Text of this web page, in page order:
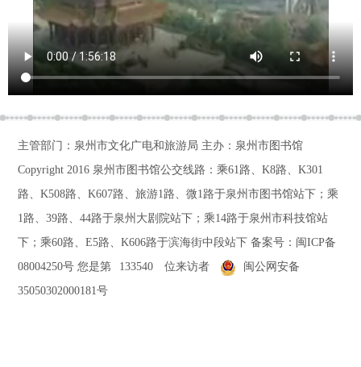
主管部门：泉州市文化广电和旅游局 主办：泉州市图书馆
Copyright 2016 泉州市图书馆公交线路：乘61路、K8路、K301
路、K508路、K607路、旅游1路、微1路于泉州市图书馆站下；乘
1路、39路、44路于泉州大剧院站下；乘14路于泉州市科技馆站
下；乘60路、E5路、K606路于滨海街中段站下备案号： 闽ICP备
08004250号 您是第 133540 位来访者
闽公网安备
35050302000181号